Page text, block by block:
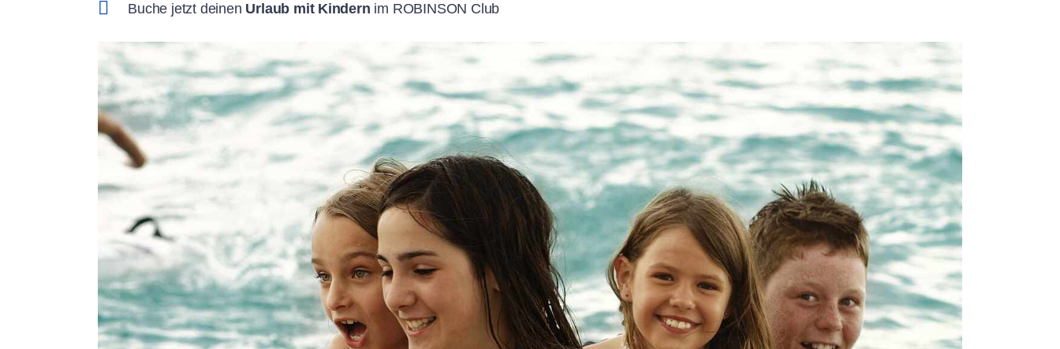
Buche jetzt deinen Urlaub mit Kindern im ROBINSON Club